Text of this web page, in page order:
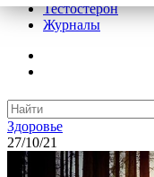
Тестостерон
Журналы
Здоровье
27/10/21